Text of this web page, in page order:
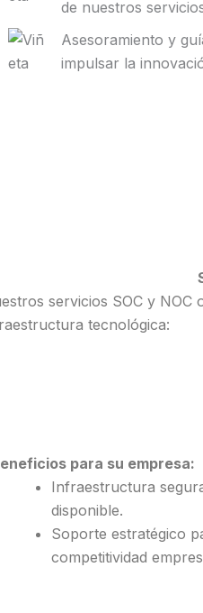
de nuestros
Asesoramiento y
impulsar la
servicios SOC y
tecnológica:
para su empresa:
Infraestructura
disponible.
Soporte estratégico
competitividad